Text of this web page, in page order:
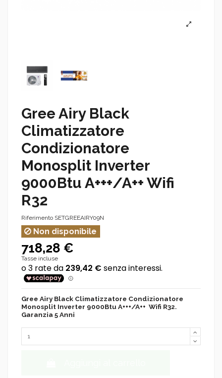
Gree Airy Black
Climatizzatore
Condizionatore
Monosplit Inverter
9000Btu A+++/A++ Wifi
R32
Riferimento SETGREEAIRY09N
Non disponibile
718,28 €
Tasse incluse
Gree Airy Black Climatizzatore Condizionatore
Monosplit Inverter 9000Btu A+++/A++ Wifi R32.
Garanzia 5 Anni